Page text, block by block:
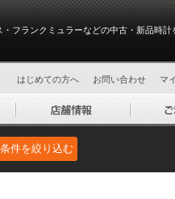
フランクミュラーなどの中古・新品時計
はじめての方へ お問い合わせ マ
条件を絞り込む